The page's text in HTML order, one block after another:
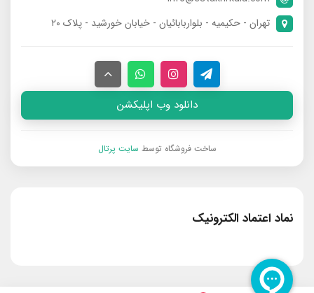
تهران - حکیمیه - بلواربابائیان - خیابان خورشید - پلاک ۲۰
دانلود وب اپلیکشن
ساخت فروشگاه توسط سایت پرتال
نماد اعتماد الکترونیک